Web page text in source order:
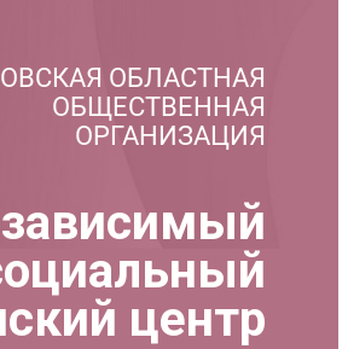
ОБЛАСТНАЯ
ОБЩЕСТВЕННАЯ
ОРГАНИЗАЦИЯ
центр